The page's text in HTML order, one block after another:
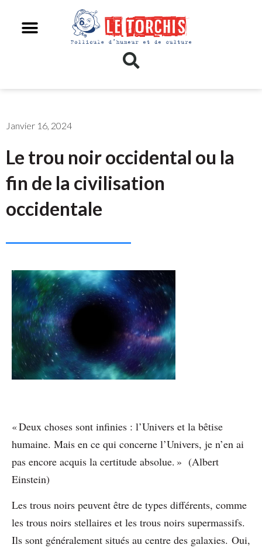
Janvier 16, 2024
Le trou noir occidental ou la
fin de la civilisation
occidentale
« Deux choses sont infinies : l’Univers et la bêtise
humaine. Mais en ce qui concerne l’Univers, je n’en ai
pas encore acquis la certitude absolue. » (Albert
Einstein)
Les trous noirs peuvent être de types différents, comme
les trous noirs stellaires et les trous noirs supermassifs.
Ils sont généralement situés au centre des galaxies. Oui,